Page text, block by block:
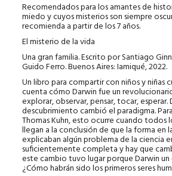
Recomendados para los amantes de
miedo y cuyos misterios son siempre
recomienda a partir de los 7 años.
El misterio de la vida
Una gran familia. Escrito por Santiago
Guido Ferro. Buenos Aires: Iamiqué, 2022.
Un libro para compartir con niños y niñas
cuenta cómo Darwin fue un
explorar, observar, pensar, tocar, esperar.
descubrimiento cambió el paradigma.
Thomas Kuhn, esto ocurre cuando todos
llegan a la conclusión de que la forma en
explicaban algún problema de la ciencia
suficientemente completa y hay que
este cambio tuvo lugar porque Darwin
¿Cómo habrán sido los primeros seres